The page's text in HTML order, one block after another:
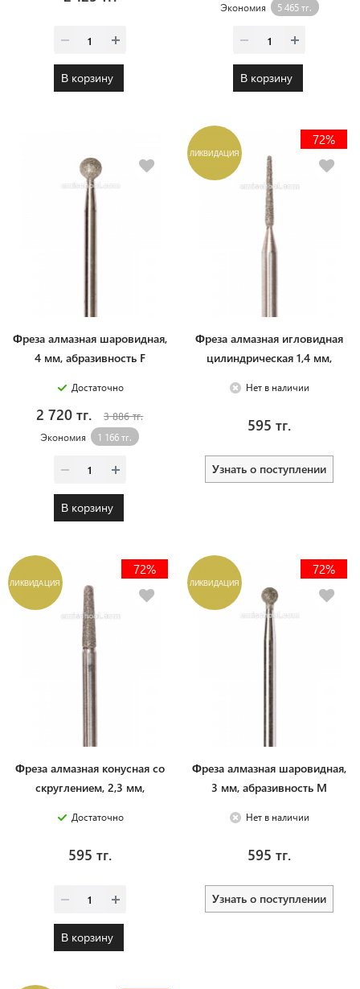
В корзину
Экономия 5 465 тг.
В корзину
Фреза алмазная шаровидная,
4 мм, абразивность F
Достаточно
2 720 тг. 3 886 тг.
Экономия 1 166 тг.
В корзину
ЛИКВИДАЦИЯ
72%
Фреза алмазная игловидная
цилиндрическая 1,4 мм,
Нет в наличии
595 тг.
Узнать о поступлении
ЛИКВИДАЦИЯ
72%
Фреза алмазная конусная со
скруглением, 2,3 мм,
Достаточно
595 тг.
В корзину
ЛИКВИДАЦИЯ
72%
Фреза алмазная шаровидная,
3 мм, абразивность M
Нет в наличии
595 тг.
Узнать о поступлении